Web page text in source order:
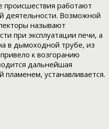
работают
деятельности. Возможной
называют
при эксплуатации печи, а
в дымоходной трубе, из
к возгоранию
дальнейшая
устанавливается.